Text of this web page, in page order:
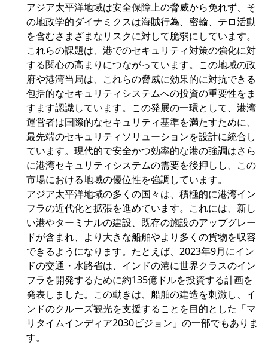
アジア太平洋地域は安全保障上の脅威から免れず、そ
の地政学的ダイナミクスは海賊行為、密輸、テロ活動
を含むさまざまなリスクに対して脆弱にしています。
これらの課題は、港でのセキュリティ対策の強化に対
する関心の高まりにつながっています。この地域の政
府や港湾当局は、これらの脅威に効果的に対抗できる
包括的なセキュリティシステムへの投資の重要性をま
すます認識しています。この発展の一環として、港湾
運営者は国際的なセキュリティ基準を満たすために、
最先端のセキュリティソリューションを設計に統合し
ています。現代的で安全かつ効率的な港の強調はさら
に港湾セキュリティシステムの需要を後押しし、この
市場における地域の優位性を強調しています。
アジア太平洋地域の多くの国々は、積極的に港湾イン
フラの近代化と拡張を進めています。これには、新し
い港やターミナルの建設、既存の施設のアップグレー
ドが含まれ、より大きな船舶やより多くの貨物を収容
できるようになります。たとえば、2023年9月にイン
ドの交通・水路省は、インドの港に世界クラスのイン
フラを開発するために約135億ドルを投資する計画を
発表しました。この動きは、船舶の建造を刺激し、イ
ンドのクルーズ観光を支援することを目的とした「マ
リタイムインディア2030ビジョン」の一部でもありま
す。